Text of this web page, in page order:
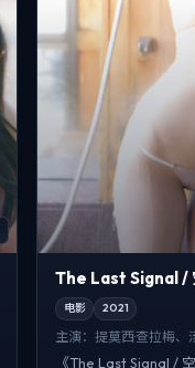
The Last Signal /
电影 2021
主演：提莫西·查拉梅、
《The Last Signal /